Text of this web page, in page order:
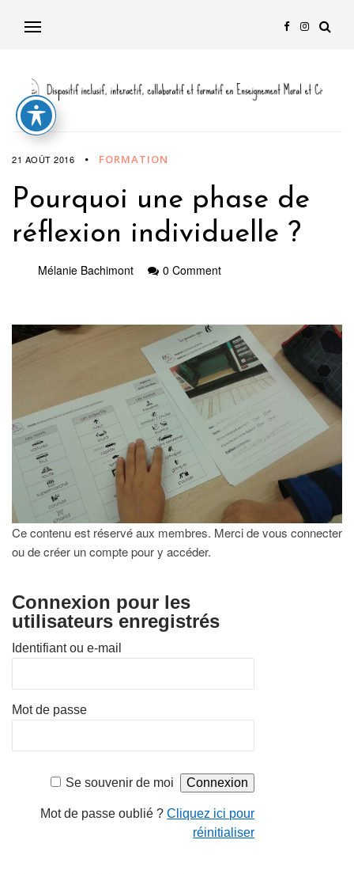
21 AOÛT 2016 FORMATION
Pourquoi une phase de
réflexion individuelle ?
Mélanie Bachimont 0 Comment
Ce contenu est réservé aux membres. Merci de vous connecter
ou de créer un compte pour y accéder.
Connexion pour les
utilisateurs enregistrés
Identifiant ou e-mail
Mot de passe
Se souvenir de moi
Mot de passe oublié ?Cliquez ici pour
réinitialiser